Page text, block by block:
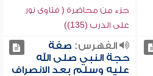
جزء من محاضرة ( فتاوى نور
على الدرب (135))
الفهرس: صفة
حجة النبي صلى الله
عليه وسلم بعد الانصراف